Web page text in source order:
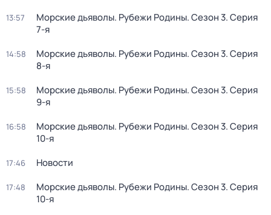
13:57 Морские дьяволы. Рубежи Родины. Сезон 3. Серия
7-я
14:58 Морские дьяволы. Рубежи Родины. Сезон 3. Серия
8-я
15:58 Морские дьяволы. Рубежи Родины. Сезон 3. Серия
9-я
16:58 Морские дьяволы. Рубежи Родины. Сезон 3. Серия
10-я
17:46 Новости
17:48 Морские дьяволы. Рубежи Родины. Сезон 3. Серия
10-я